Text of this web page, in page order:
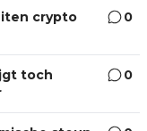
crypto
0
toch
0